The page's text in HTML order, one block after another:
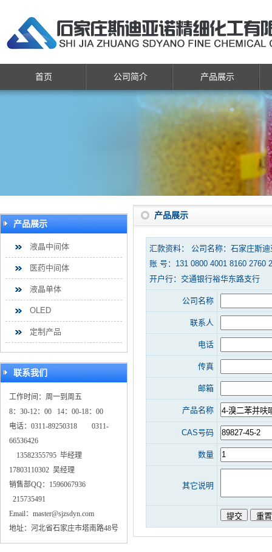
首页 公司简介 产品展示
产品展示
液晶中间体
医药中间体
液晶单体
OLED
定制产品
联系我们
工作时间：周一到周五
8：30-12：00 14：00-18：00
电话：0311-89250318 0311-
66536426
13582355795 毕经理
17803110302 吴经理
销售部QQ：1596067936
215735491
Email：master@sjzsdyn.com
地址：河北省石家庄市塔南路48号
产品展示
汇款资料： 公司名称：石家庄斯
账 号：131 0800 4001 8160 2760
开户行：交通银行裕华东路支行
公司名称
联系人
电话
传真
邮箱
产品名称
CAS号码
数量
其它说明